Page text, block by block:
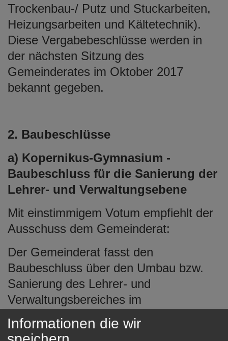
Trockenbau-/ Putz und Stuckarbeiten,
Heizungsarbeiten und Kältetechnik).
Diese Vergabebeschlüsse werden in
der nächsten Sitzung des
Gemeinderates im Oktober 2017
bekannt gegeben.
2. Baubeschlüsse
a) Kopernikus-Gymnasium -
Baubeschluss für die Sanierung der
Lehrer- und Verwaltungsebene
Mit einstimmigem Votum empfiehlt der
Ausschuss dem Gemeinderat:
Der Gemeinderat fasst den
Baubeschluss über den Umbau bzw.
Sanierung des Lehrer- und
Verwaltungsbereiches im
Bestandsgebäude (Ebene 4) auf
Grundlage der vorgestellten Planung
Informationen die wir